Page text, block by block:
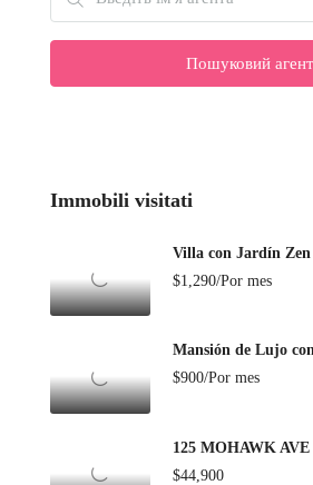
Пошуковий агент
Immobili visitati
Villa con Jardín Zen
$1,290/Por mes
Mansión de Lujo
$900/Por mes
125 MOHAWK
$44,900